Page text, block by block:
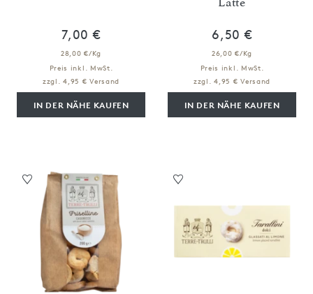
7,00 €
28,00 €/Kg
Preis inkl. MwSt.
zzgl. 4,95 € Versand
IN DER NÄHE KAUFEN
6,50 €
26,00 €/Kg
Preis inkl. MwSt.
zzgl. 4,95 € Versand
IN DER NÄHE KAUFEN